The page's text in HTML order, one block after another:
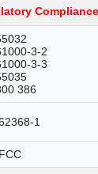
Compliance
3-2
3-3
386
1